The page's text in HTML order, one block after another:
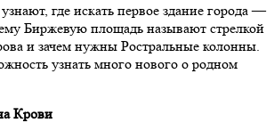
где искать первое здание города —
Биржевую площадь называют стрелкой
и зачем нужны Ростральные колонны.
узнать много нового о родном
Крови